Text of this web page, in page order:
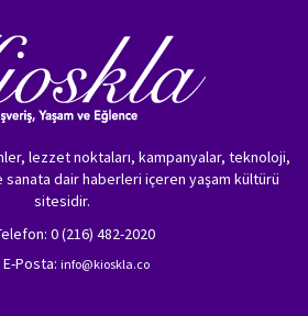
lezzet noktaları, kampanyalar, teknoloji,
dair haberleri içeren yaşam kültürü
sitesidir.
0 (216) 482-2020
E-Posta: info@kioskla.co